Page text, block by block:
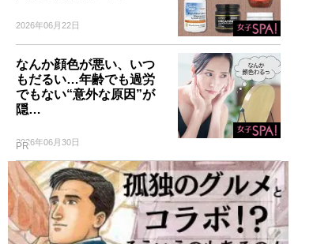
2026年06月22日
なんか顔色が悪い、いつ
もだるい…年齢でも過労
でもない“意外な原因”が
隠…
2026年06月30日
PR